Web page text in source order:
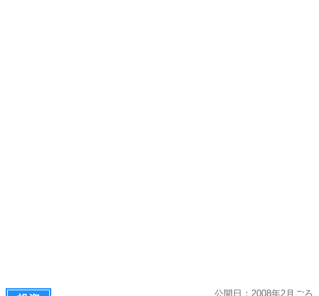
公開日：2008年2月ごろ